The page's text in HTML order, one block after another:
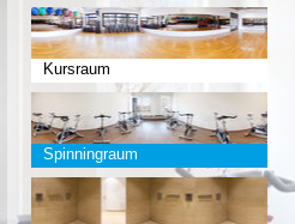
Kursraum
Spinningraum